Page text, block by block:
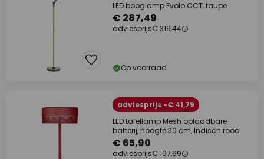
LED booglamp Evolo CCT, taupe
€ 287,49
adviesprijs€ 319,44
Op voorraad
adviesprijs -€ 41,79
LED tafellamp Mesh oplaadbare
batterij, hoogte 30 cm, Indisch rood
€ 65,90
adviesprijs€ 107,69